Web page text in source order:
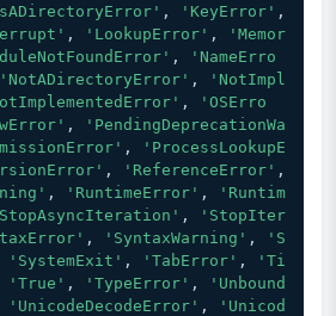
, 'KeyError'
, 'LookupError' ,
'Memor
,
'NameErro
'NotADirectoryError' ,
'NotImpl
,
'OSErro
,
'PendingDeprecationWa
,
'ProcessLookupE
, 'ReferenceError'
, 'RuntimeError' ,
'Runtim
,
'StopIter
, 'SyntaxWarning' ,
'S
'SystemExit' , 'TabError' ,
'Ti
'True' , 'TypeError' ,
'Unbound
'UnicodeDecodeError' ,
'Unicod